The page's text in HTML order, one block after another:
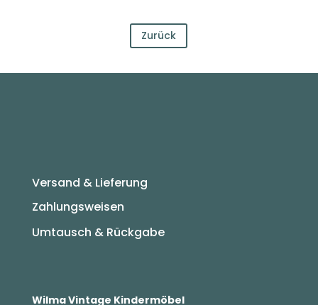
Zurück
Versand & Lieferung
Zahlungsweisen
Umtausch & Rückgabe
Wilma Vintage Kindermöbel